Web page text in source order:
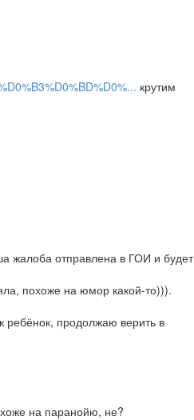
крутим
жалоба отправлена в ГОИ и будет
похоже на юмор какой-то))).
ребёнок, продолжаю верить в
на паранойю, не?